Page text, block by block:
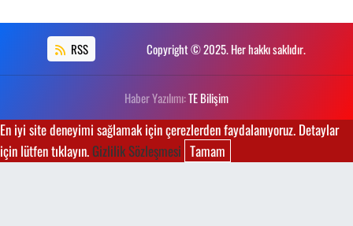
RSS Copyright © 2025. Her hakkı saklıdır.
Haber Yazılımı:TE Bilişim
En iyi site deneyimi sağlamak için çerezlerden faydalanıyoruz. Detaylar
için lütfen tıklayın.Gizlilik Sözleşmesi Tamam